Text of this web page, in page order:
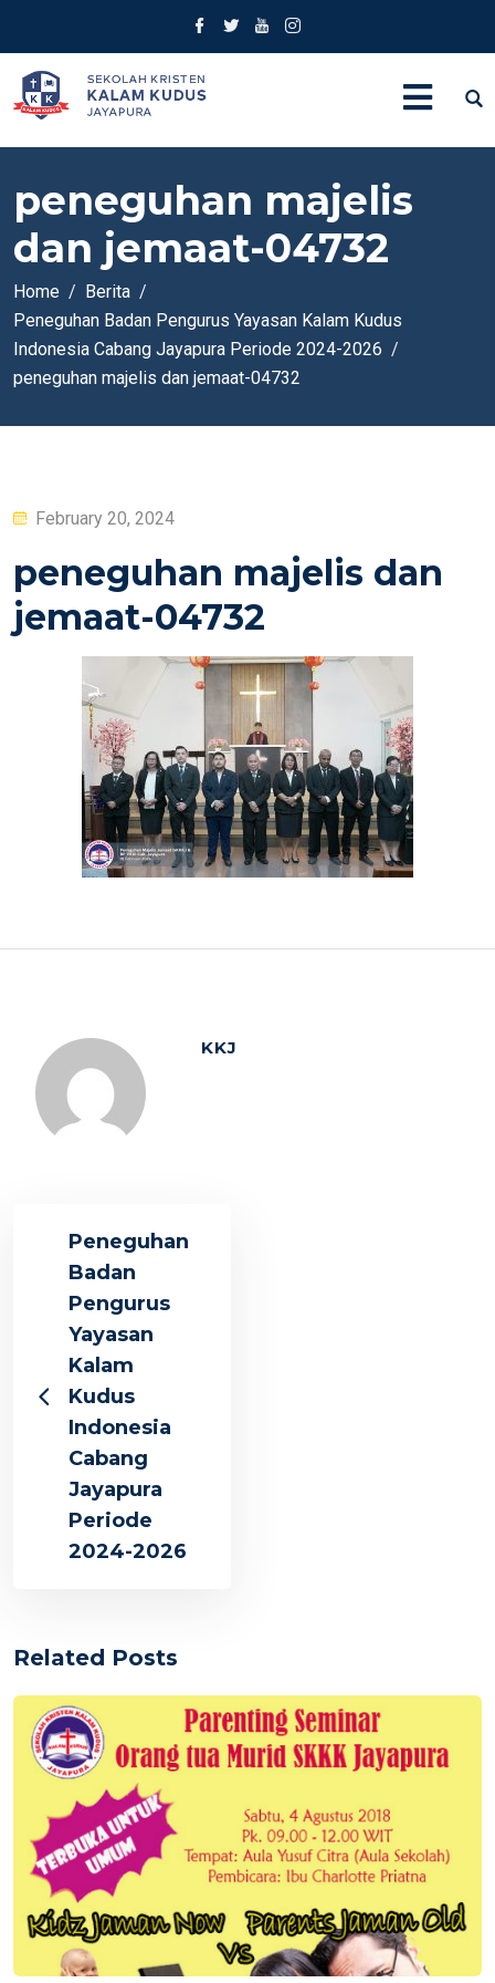
peneguhan majelis
dan jemaat-04732
Home
Berita
Peneguhan Badan Pengurus Yayasan Kalam Kudus
Indonesia Cabang Jayapura Periode 2024-2026
peneguhan majelis dan jemaat-04732
Posted
February 20, 2024
peneguhan majelis dan
jemaat-04732
KKJ
Peneguhan
Badan
Pengurus
Yayasan
Kalam
Kudus
Indonesia
Cabang
Jayapura
Periode
2024-2026
Related Posts